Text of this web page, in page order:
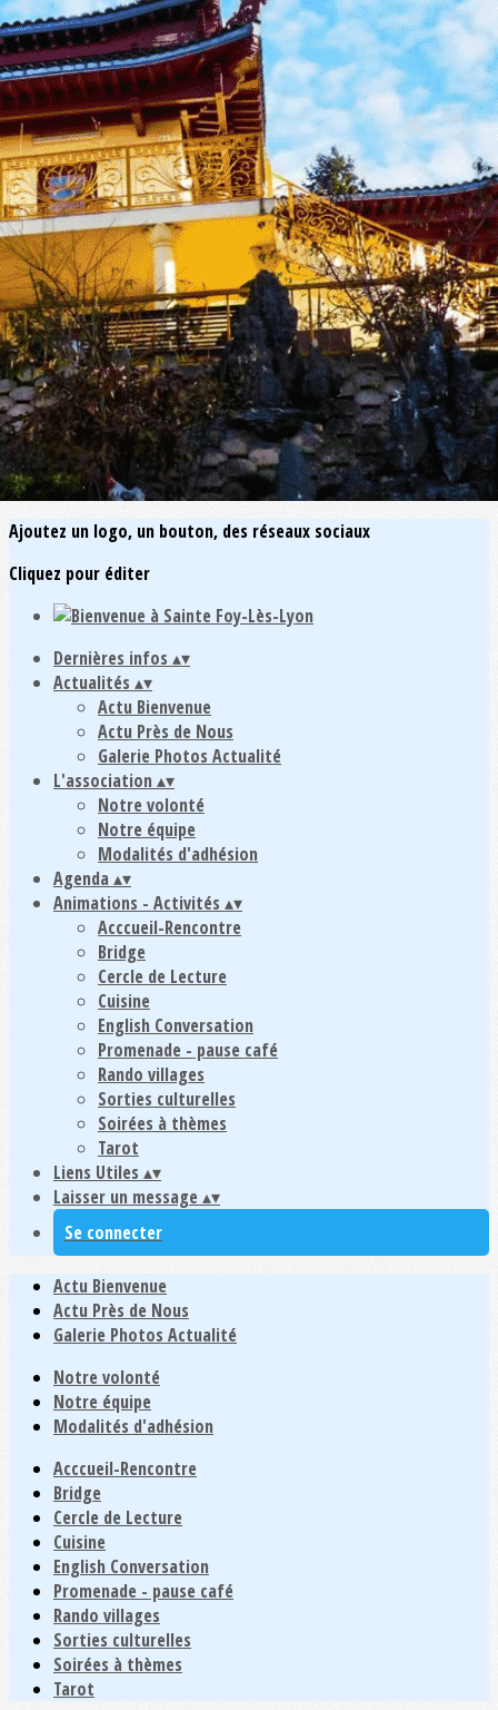
Menu
<
>
Actu Bienvenue
Actu Près de Nous
Galerie Photos Actualité
?>
Images de la page d'accueil
Cliquez pour éditer
Ajoutez un logo, un bouton, des réseaux sociaux
Cliquez pour éditer
Dernières infos ▴▾
Actualités ▴▾
Actu Bienvenue
Actu Près de Nous
Galerie Photos Actualité
L'association ▴▾
Notre volonté
Notre équipe
Modalités d'adhésion
Agenda ▴▾
Animations - Activités ▴▾
Acccueil-Rencontre
Bridge
Cercle de Lecture
Cuisine
English Conversation
Promenade - pause café
Rando villages
Sorties culturelles
Soirées à thèmes
Tarot
Liens Utiles ▴▾
Laisser un message ▴▾
Se connecter
Actu Bienvenue
Actu Près de Nous
Galerie Photos Actualité
Notre volonté
Notre équipe
Modalités d'adhésion
Acccueil-Rencontre
Bridge
Cercle de Lecture
Cuisine
English Conversation
Promenade - pause café
Rando villages
Sorties culturelles
Soirées à thèmes
Tarot